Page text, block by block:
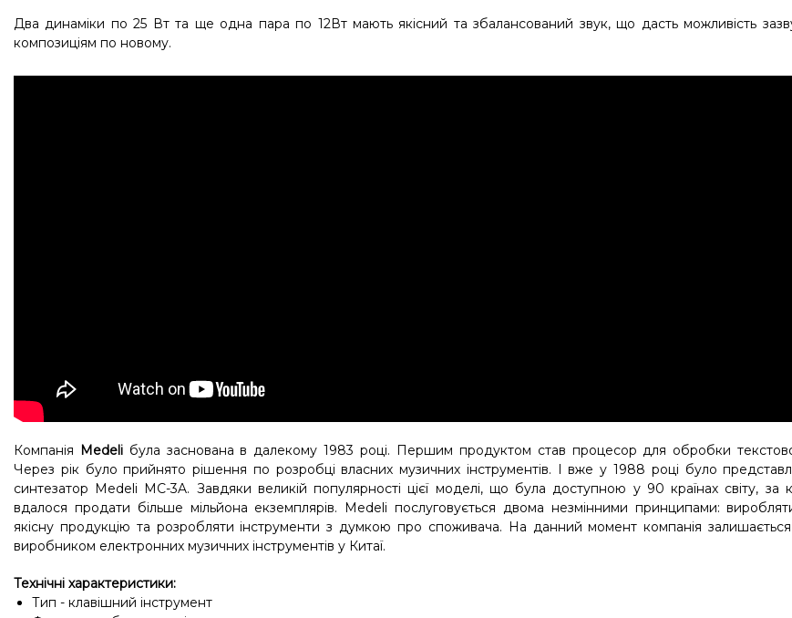
Два динаміки по 25 Вт та ще одна пара по 12Вт мають якісний та збалансований звук, що дасть можливість
композиціям по новому.
Компанія Medeliбула заснована в далекому 1983 році. Першим продуктом став процесор для обробки текстової
Через рік було прийнято рішення по розробці власних музичних інструментів. І вже у 1988 році було
синтезатор Medeli MC-3A. Завдяки великій популярності цієї моделі, що була доступною у 90 країнах світу, за
вдалося продати більше мільйона екземплярів. Medeli послуговується двома незмінними принципами:
якісну продукцію та розробляти інструменти з думкою про споживача. На данний момент компанія
виробником електронних музичних інструментів у Китаї.
Технічні характеристики:
Тип - клавішний інструмент